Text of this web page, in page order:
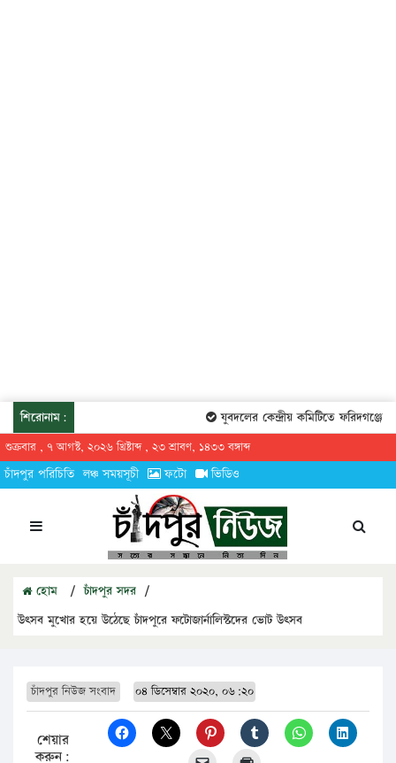
শিরোনাম: যুবদলের কেন্দ্রীয় কমিটিতে ফরিদগঞ্জের
শুক্রবার , ৭ আগস্ট, ২০২৬ খ্রিষ্টাব্দ , ২৩ শ্রাবণ, ১৪৩৩ বঙ্গাব্দ
চাঁদপুর পরিচিতি লঞ্চ সময়সূচী ফটো ভিডিও
হোম / চাঁদপুর সদর /
উৎসব মুখোর হয়ে উঠেছে চাঁদপুরে ফটোজার্নালিস্টদের ভোট উৎসব
চাঁদপুর নিউজ সংবাদ ০৪ ডিসেম্বার ২০২০, ০৬:২০
শেয়ার
করুন: